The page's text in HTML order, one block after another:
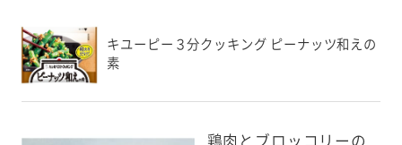
スマートフォン
メールをお送りい
のメールアドレス
」を受信を許可
キユーピー３分クッキング ピーナッツ和えの
素